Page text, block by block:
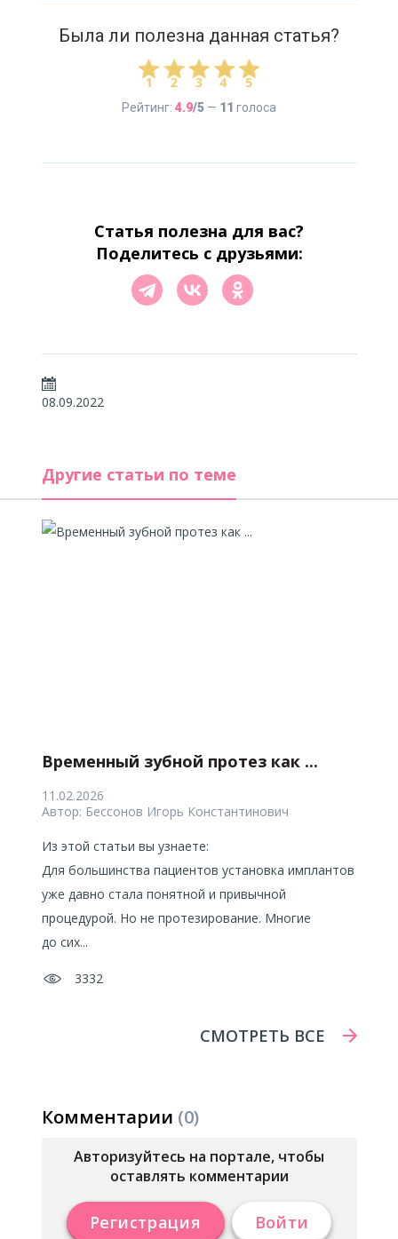
Была ли полезна данная статья?
Рейтинг: 4.9/5 — 11 голоса
Статья полезна для вас?
Поделитесь с друзьями:
08.09.2022
Другие статьи по теме
Временный зубной протез как ...
11.02.2026
Автор: Бессонов Игорь Константинович
Из этой статьи вы узнаете:
Для большинства пациентов установка имплантов
уже давно стала понятной и привычной
процедурой. Но не протезирование. Многие
до сих...
3332
СМОТРЕТЬ ВСЕ
Комментарии (0)
Авторизуйтесь на портале, чтобы
оставлять комментарии
Регистрация Войти